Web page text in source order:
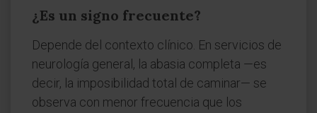
¿Es un signo frecuente?
Depende del contexto clínico. En servicios de
neurología general, la abasia completa —es
decir, la imposibilidad total de caminar— se
observa con menor frecuencia que los